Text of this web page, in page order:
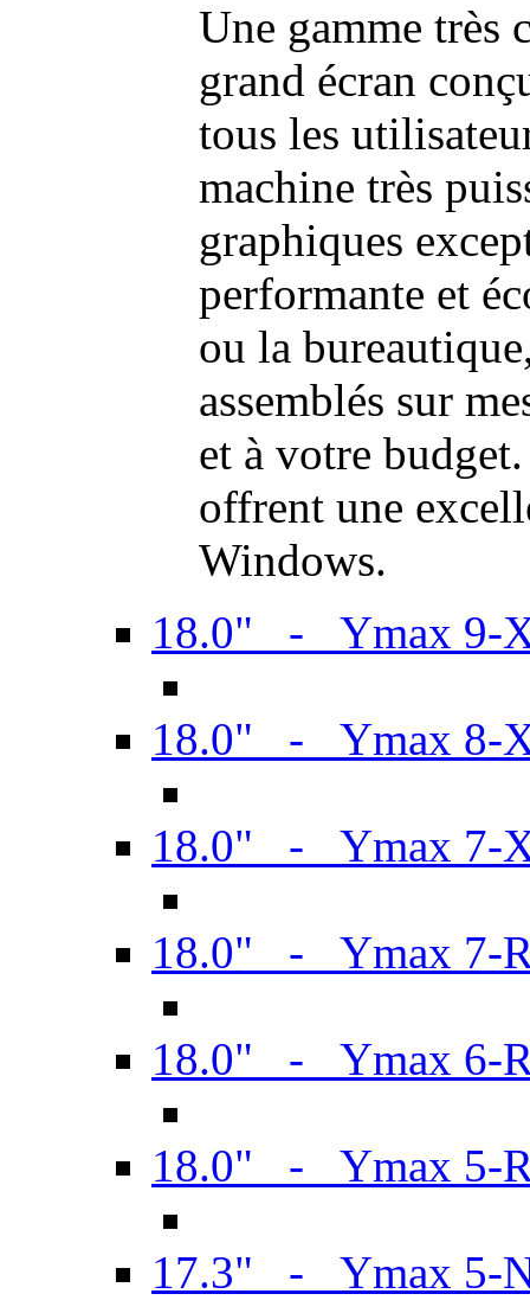
Une gamme très
grand écran
tous les
machine très
graphiques
performante et
ou la
assemblés sur
et à votre
offrent une
Windows.
18.0" - Ymax 9-
18.0" - Ymax 8-
18.0" - Ymax 7-
18.0" - Ymax 7-
18.0" - Ymax 6-
18.0" - Ymax 5-
17.3" - Ymax 5-